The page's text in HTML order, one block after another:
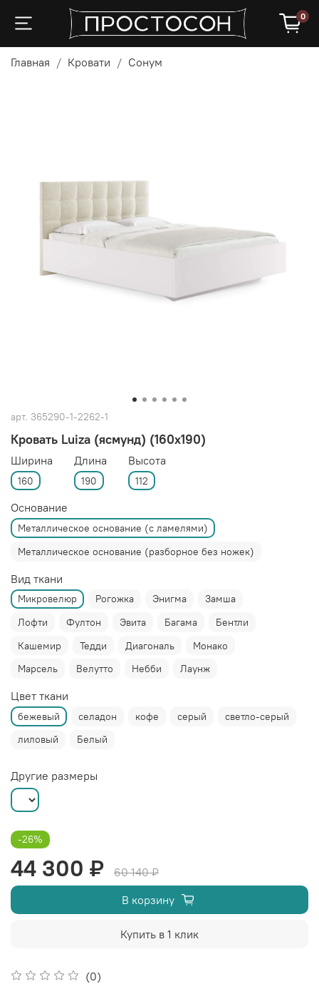
0
Главная Кровати Сонум
арт. 365290-1-2262-1
Кровать Luiza (ясмунд) (160x190)
(0)
Ширина
160
Длина
190
Высота
112
Основание
Металлическое основание (с ламелями)
Металлическое основание (разборное без ножек)
Вид ткани
Микровелюр Рогожка Энигма
Замша
Лофти
Фултон Эвита Багама
Бентли
Кашемир
Тедди Диагональ
Монако
Марсель
Велутто Небби Лаунж
Цвет ткани
бежевый селадон кофе серый
светло-серый
лиловый
Белый
-26%
44 300 ₽
60 140 ₽
В корзину
Купить в 1 клик
Другие размеры